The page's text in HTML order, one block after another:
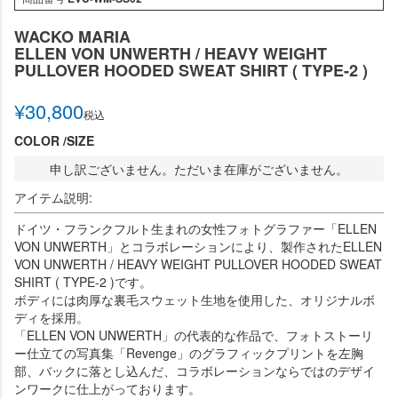
WACKO MARIA
ELLEN VON UNWERTH / HEAVY WEIGHT
PULLOVER HOODED SWEAT SHIRT ( TYPE-2 )
¥30,800税込
COLOR SIZE
申し訳ございません。ただいま在庫がございません。
アイテム説明:
ドイツ・フランクフルト生まれの女性フォトグラファー「ELLEN
VON UNWERTH」とコラボレーションにより、製作されたELLEN
VON UNWERTH / HEAVY WEIGHT PULLOVER HOODED SWEAT
SHIRT ( TYPE-2 )です。
ボディには肉厚な裏毛スウェット生地を使用した、オリジナルボ
ディを採用。
「ELLEN VON UNWERTH」の代表的な作品で、フォトストーリ
ー仕立ての写真集「Revenge」のグラフィックプリントを左胸
部、バックに落とし込んだ、コラボレーションならではのデザイ
ンワークに仕上がっております。